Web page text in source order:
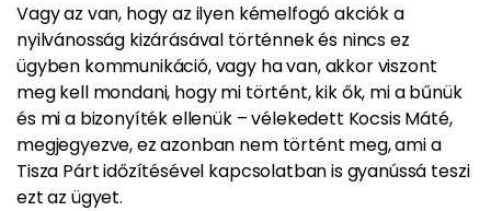
Vagy az van, hogy az ilyen kémelfogó akciók a
nyilvánosság kizárásával történnek és nincs ez
ügyben kommunikáció, vagy ha van, akkor viszont
meg kell mondani, hogy mi történt, kik ők, mi a bűnük
és mi a bizonyíték ellenük – vélekedett Kocsis Máté,
megjegyezve, ez azonban nem történt meg, ami a
Tisza Párt időzítésével kapcsolatban is gyanússá teszi
ezt az ügyet.